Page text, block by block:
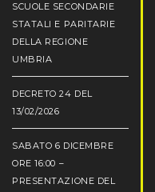
SCUOLE SECONDARIE
STATALI E PARITARIE
DELLA REGIONE
UMBRIA
DECRETO 24 DEL
13/02/2026
SABATO 6 DICEMBRE
ORE 16:00 –
PRESENTAZIONE DEL